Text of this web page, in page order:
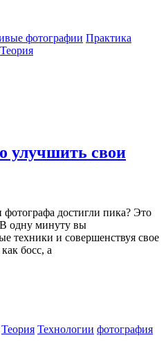
фотографии Практика
Теория
улучшить свои
достигли пика? Это
В одну минуту вы
техники и совершенствуя свое
босс, а
Теория Технологии фотография